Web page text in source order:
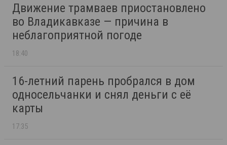
Движение трамваев приостановлено
во Владикавказе — причина в
неблагоприятной погоде
18:40
16-летний парень пробрался в дом
односельчанки и снял деньги с её
карты
17:35